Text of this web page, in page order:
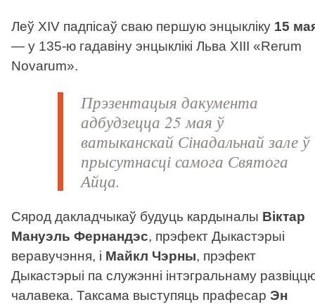
Леў XIV падпісаў сваю першую энцыкліку 15
— у 135-ю гадавіну энцыклікі Льва XIII «Rerum
Novarum».
Прэзентацыя дакумента
адбудзецца 25 мая ў
ватыканскай Сінадальнай зале ў
прысутнасці самога Святога
Айца.
Сярод дакладчыкаў будуць кардыналы Віктар
Мануэль Фернандэс, прэфект Дыкастэрыі
веравучэння, і Майкл Чэрны, прэфект
Дыкастэрыі па служэнні інтэгральнаму
чалавека. Таксама выступяць прафесар Эн